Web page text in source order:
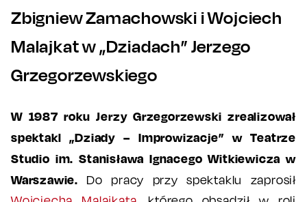
Zbigniew Zamachowski i Wojciech
Malajkat w „Dziadach” Jerzego
Grzegorzewskiego
W 1987 roku Jerzy Grzegorzewski zrealizował
spektakl „Dziady – Improwizacje” w Teatrze
Studio im. Stanisława Ignacego Witkiewicza w
Warszawie. Do pracy przy spektaklu zaprosił